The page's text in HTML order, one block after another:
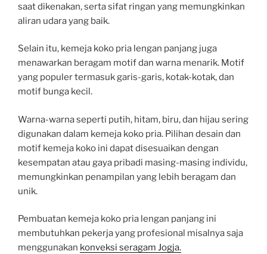
saat dikenakan, serta sifat ringan yang memungkinkan
aliran udara yang baik.
Selain itu, kemeja koko pria lengan panjang juga
menawarkan beragam motif dan warna menarik. Motif
yang populer termasuk garis-garis, kotak-kotak, dan
motif bunga kecil.
Warna-warna seperti putih, hitam, biru, dan hijau sering
digunakan dalam kemeja koko pria. Pilihan desain dan
motif kemeja koko ini dapat disesuaikan dengan
kesempatan atau gaya pribadi masing-masing individu,
memungkinkan penampilan yang lebih beragam dan
unik.
Pembuatan kemeja koko pria lengan panjang ini
membutuhkan pekerja yang profesional misalnya saja
menggunakan konveksi seragam Jogja.